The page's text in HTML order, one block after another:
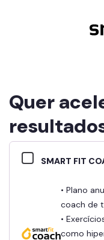
Quer
SMART FIT
• Plano
coach de
•
como